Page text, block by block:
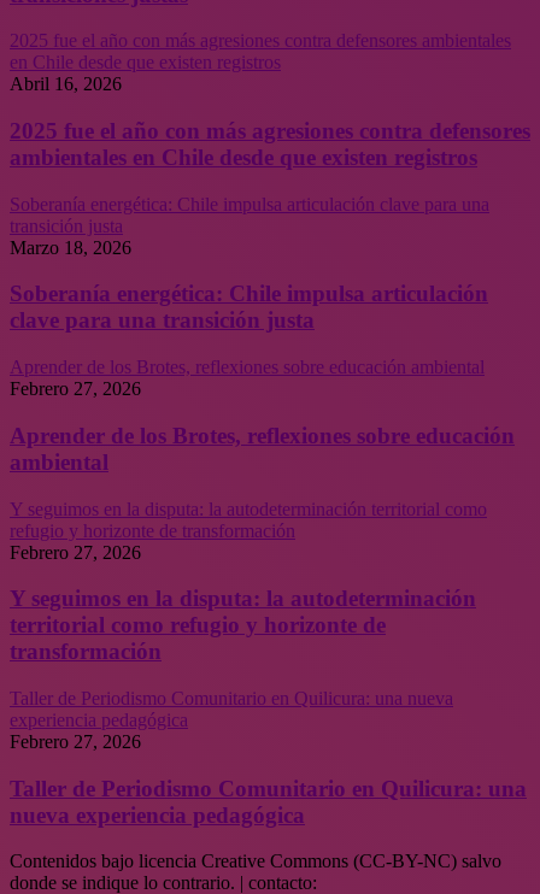
2025 fue el año con más agresiones contra defensores ambientales
en Chile desde que existen registros
Abril 16, 2026
2025 fue el año con más agresiones contra defensores
ambientales en Chile desde que existen registros
Soberanía energética: Chile impulsa articulación clave para una
transición justa
Marzo 18, 2026
Soberanía energética: Chile impulsa articulación
clave para una transición justa
Aprender de los Brotes, reflexiones sobre educación ambiental
Febrero 27, 2026
Aprender de los Brotes, reflexiones sobre educación
ambiental
Y seguimos en la disputa: la autodeterminación territorial como
refugio y horizonte de transformación
Febrero 27, 2026
Y seguimos en la disputa: la autodeterminación
territorial como refugio y horizonte de
transformación
Taller de Periodismo Comunitario en Quilicura: una nueva
experiencia pedagógica
Febrero 27, 2026
Taller de Periodismo Comunitario en Quilicura: una
nueva experiencia pedagógica
Contenidos bajo licencia Creative Commons (CC-BY-NC) salvo
donde se indique lo contrario. | contacto: